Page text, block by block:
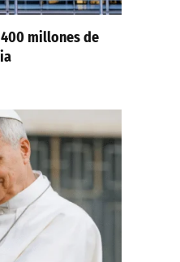
millones de